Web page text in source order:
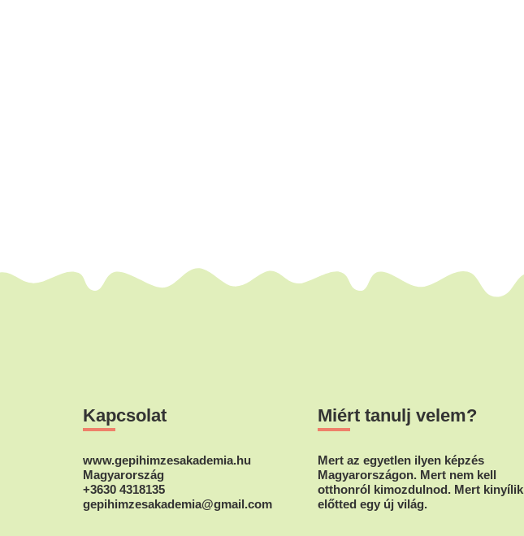
Kapcsolat
www.gepihimzesakademia.hu
Magyarország
+3630 4318135
gepihimzesakademia@gmail.com
Miért tanulj velem?
Mert az egyetlen ilyen képzés
Magyarországon. Mert nem kell
otthonról kimozdulnod. Mert kinyílik
előtted egy új világ.